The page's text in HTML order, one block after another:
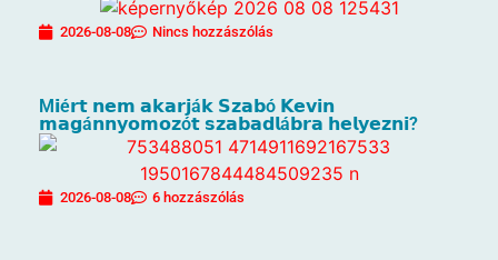
2026-08-08 Nincs hozzászólás
M𝗶é𝗿𝘁 𝗻𝗲𝗺 𝗮𝗸𝗮𝗿𝗷á𝗸 𝗦𝘇𝗮𝗯ó 𝗞𝗲𝘃𝗶𝗻
𝗺𝗮𝗴á𝗻𝗻𝘆𝗼𝗺𝗼𝘇ó𝘁 𝘀𝘇𝗮𝗯𝗮𝗱𝗹á𝗯𝗿𝗮 𝗵𝗲𝗹𝘆𝗲𝘇𝗻𝗶?
2026-08-08 6 hozzászólás